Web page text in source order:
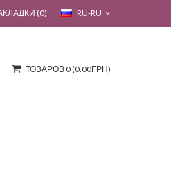
RU-RU
(0)
ТОВАРОВ 0 (0.00ГРН)